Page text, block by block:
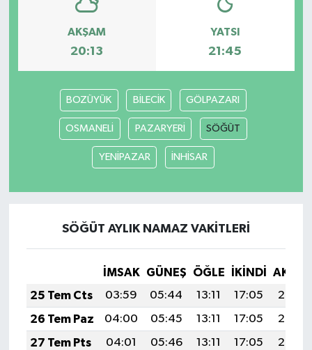
AKŞAM
20:13
YATSI
21:45
BOZÜYÜK BİLECİK GÖLPAZARI
OSMANELİ PAZARYERİ SÖĞÜT
YENİPAZAR İNHİSAR
SÖĞÜT AYLIK NAMAZ VAKITLERI
İMSAK GÜNEŞ ÖĞLE İKINDI
25 Tem Cts
03:59 05:44 13:11 17:05
20:28
26 Tem Paz
04:00 05:45 13:11 17:05
20:27
27 Tem Pts
04:01 05:46 13:11 17:05
20:26